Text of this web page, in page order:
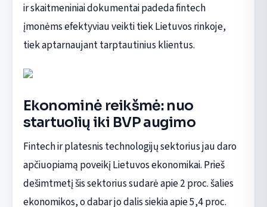
ir skaitmeniniai dokumentai padeda fintech
įmonėms efektyviau veikti tiek Lietuvos rinkoje,
tiek aptarnaujant tarptautinius klientus.
Ekonominė reikšmė: nuo
startuolių iki BVP augimo
Fintech ir platesnis technologijų sektorius jau daro
apčiuopiamą poveikį Lietuvos ekonomikai. Prieš
dešimtmetį šis sektorius sudarė apie 2 proc. šalies
ekonomikos, o dabar jo dalis siekia apie 5,4 proc.